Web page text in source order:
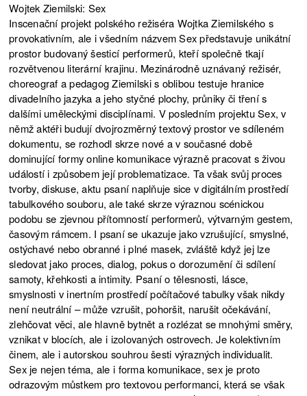
Wojtek Ziemilski: Sex
Inscenační projekt polského režiséra Wojtka Ziemilského s
provokativním, ale i všedním názvem Sex představuje unikátní
prostor budovaný šesticí performerů, kteří společně tkají
rozvětvenou literární krajinu. Mezinárodně uznávaný režisér,
choreograf a pedagog Ziemilski s oblibou testuje hranice
divadelního jazyka a jeho styčné plochy, průniky či tření s
dalšími uměleckými disciplínami. V posledním projektu Sex, v
němž aktéři budují dvojrozměrný textový prostor ve sdíleném
dokumentu, se rozhodl skrze nové a v současné době
dominující formy online komunikace výrazně pracovat s živou
událostí i způsobem její problematizace. Ta však svůj proces
tvorby, diskuse, aktu psaní naplňuje sice v digitálním prostředí
tabulkového souboru, ale také skrze výraznou scénickou
podobu se zjevnou přítomností performerů, výtvarným gestem,
časovým rámcem. I psaní se ukazuje jako vzrušující, smyslné,
ostýchavé nebo obranné i plné masek, zvláště když jej lze
sledovat jako proces, dialog, pokus o dorozumění či sdílení
samoty, křehkosti a intimity. Psaní o tělesnosti, lásce,
smyslnosti v inertním prostředí počítačové tabulky však nikdy
není neutrální – může vzrušit, pohoršit, narušit očekávání,
zlehčovat věci, ale hlavně bytnět a rozlézat se mnohými směry,
vznikat v blocích, ale i izolovaných ostrovech. Je kolektivním
činem, ale i autorskou souhrou šesti výrazných individualit.
Sex je nejen téma, ale i forma komunikace, sex je proto
odrazovým můstkem pro textovou performanci, která se však